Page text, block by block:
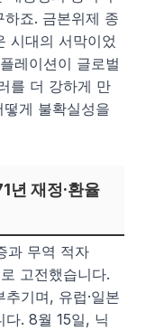
죠. 금본위제 종
시대의 서막이었
레이션이 글로벌
를 더 강하게 만
게 불확실성을
년 재정·환율
과 무역 적자
고전했습니다.
기며, 유럽·일본
다. 8월 15일, 닉